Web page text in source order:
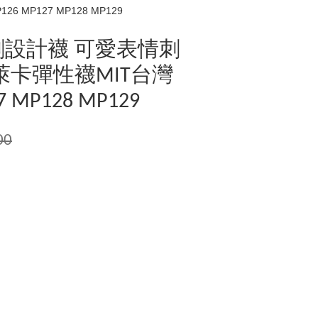
MP127 MP128 MP129
設計襪 可愛表情刺
卡彈性襪MIT台灣
MP128 MP129